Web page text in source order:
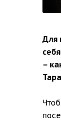
Для
–